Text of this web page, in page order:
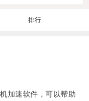
排行
加速软件，可以帮助